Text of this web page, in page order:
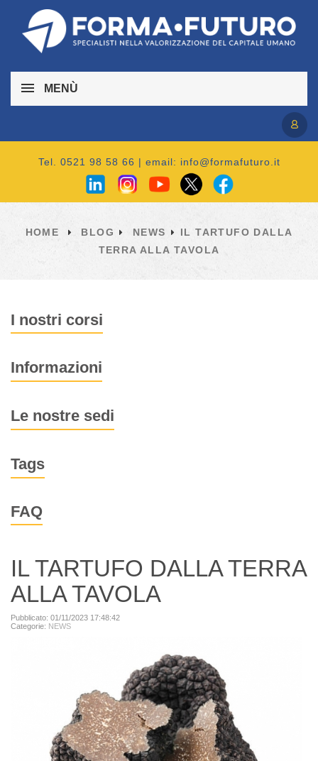
MENÙ
Tel. 0521 98 58 66 | email: info@formafuturo.it
HOME BLOG NEWS
IL TARTUFO DALLA
TERRA ALLA TAVOLA
I nostri corsi
Informazioni
Le nostre sedi
Tags
FAQ
IL TARTUFO DALLA TERRA
ALLA TAVOLA
Pubblicato: 01/11/2023 17:48:42
Categorie: NEWS